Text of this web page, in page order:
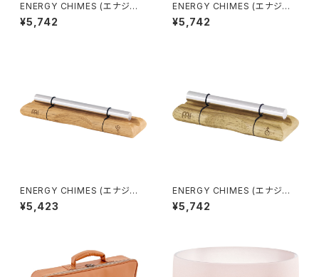
ENERGY CHIMES (エナジー
チャイム) JUPITER (木星)
¥5,742
ENERGY CHIMES (エナジー
チャイム) SATURN (土星)
¥5,742
ENERGY CHIMES (エナジー
チャイム) Pluto (冥王星)
¥5,423
ENERGY CHIMES (エナジー
チャイム) URANUS (天王星)
¥5,742